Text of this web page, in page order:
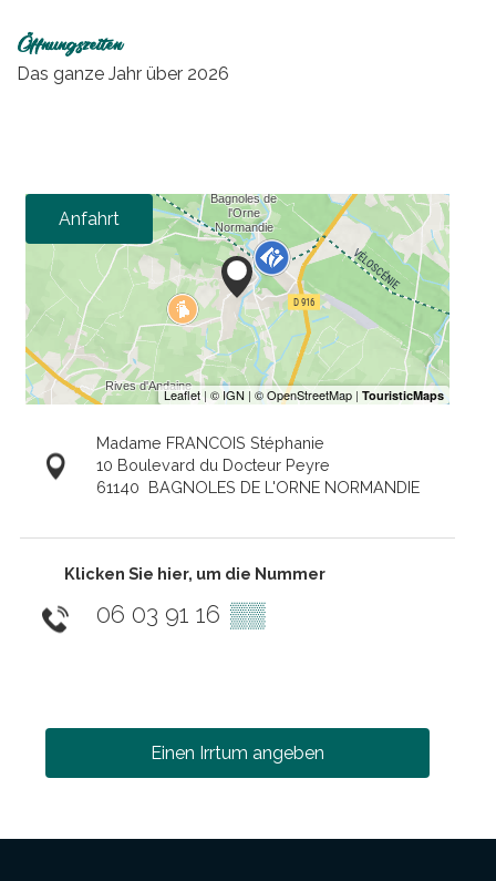
Öffnungszeiten
Das ganze Jahr über 2026
Anfahrt
Madame FRANCOIS Stéphanie
10 Boulevard du Docteur Peyre
61140 BAGNOLES DE L'ORNE NORMANDIE
Klicken Sie hier, um die Nummer
06 03 91 16 ▒▒
Einen Irrtum angeben